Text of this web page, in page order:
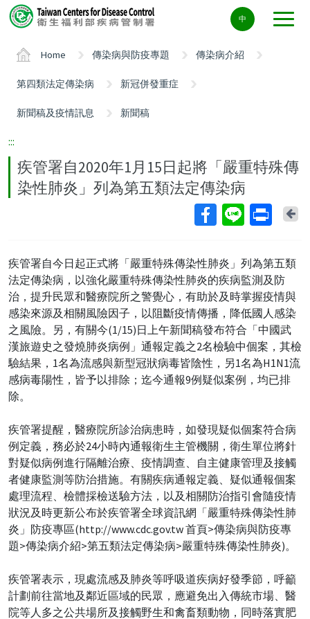
Center
block
中
Home 傳染病與防疫專題 傳染病介紹
第四類法定傳染病 新冠併發重症
新聞稿及疫情訊息 新聞稿
:::
疾管署自2020年1月15日起將「嚴重特殊傳
染性肺炎」列為第五類法定傳染病
疾管署自今日起正式將「嚴重特殊傳染性肺炎」列為第五類
法定傳染病，以強化嚴重特殊傳染性肺炎的疾病監測及防
治，提升民眾和醫療院所之警覺心，有助於及時掌握疫情與
感染來源及相關風險因子，以阻斷疫情傳播，降低國人感染
之風險。另，有關今(1/15)日上午新聞稿發布符合「中國武
漢旅遊史之發燒肺炎病例」通報定義之2名檢驗中個案，其檢
驗結果，1名為流感與新型冠狀病毒皆陰性，另1名為H1N1流
感病毒陽性，皆予以排除；迄今通報9例疑似案例，均已排
除。
疾管署提醒，醫療院所診治病患時，如發現疑似個案符合病
例定義，務必於24小時內通報衛生主管機關，衛生單位將針
對疑似病例進行隔離治療、疫情調查、自主健康管理及接觸
者健康監測等防治措施。有關疾病通報定義、疑似通報個案
處理流程、檢體採檢送驗方法，以及相關防治指引會隨疫情
狀況及時更新公布於疾管署全球資訊網「嚴重特殊傳染性肺
炎」防疫專區(http://www.cdc.gov.tw 首頁>傳染病與防疫專
題>傳染病介紹>第五類法定傳染病>嚴重特殊傳染性肺炎)。
疾管署表示，現處流感及肺炎等呼吸道疾病好發季節，呼籲
計劃前往當地及鄰近區域的民眾，應避免出入傳統市場、醫
院等人多之公共場所及接觸野生和禽畜類動物，同時落實肥